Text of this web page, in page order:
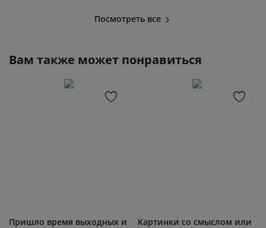
Посмотреть все
Вам также может понравиться
Пришло время выходных и
Картинки со смыслом или